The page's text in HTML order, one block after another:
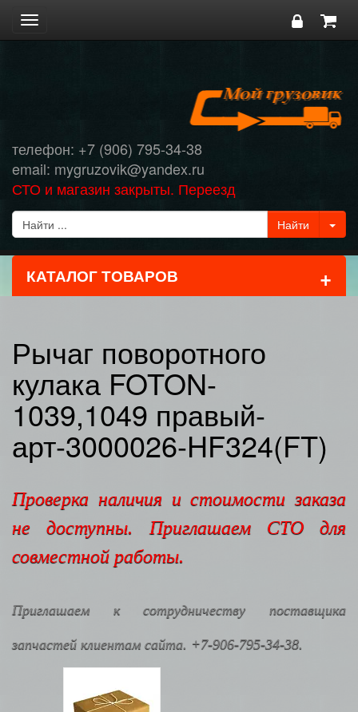
Toggle
navigation
телефон: +7 (906) 795-34-38
email: mygruzovik@yandex.ru
СТО и магазин закрыты. Переезд
КАТАЛОГ ТОВАРОВ +
Рычаг поворотного
кулака FOTON-
1039,1049 правый-
арт-3000026-HF324(FT)
Проверка наличия и стоимости заказа
не доступны. Приглашаем СТО для
совместной работы.
Приглашаем к сотрудничеству поставщика
запчастей клиентам сайта. +7-906-795-34-38.